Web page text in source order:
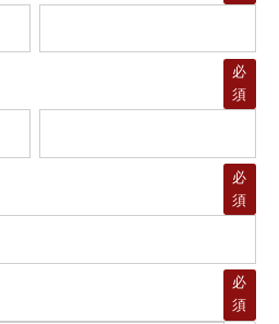
必
須
必
須
必
須